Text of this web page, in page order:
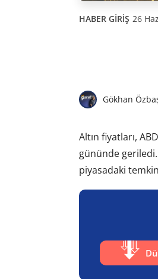
HABER GİRİŞ 26
Gökhan
Altın fiyatları,
gününde
piyasadaki